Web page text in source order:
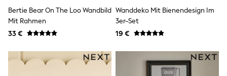
All Clothing
T-Shirts
Shorts
Kurtas
Sets & Outfits
Bertie Bear On The Loo Wandbild
Mit Rahmen
33 €
Wanddeko Mit Bienendesign Im
3er-Set
19 €